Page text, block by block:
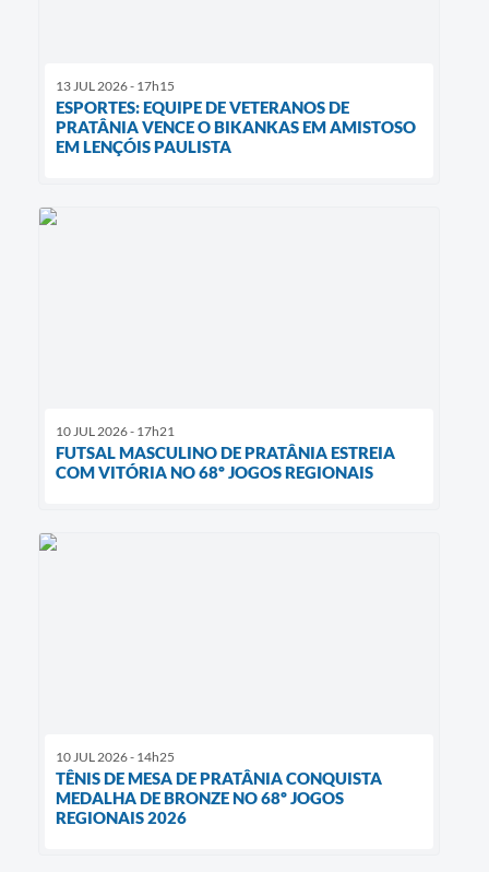
13 JUL 2026 - 17h15
ESPORTES: EQUIPE DE VETERANOS DE
PRATÂNIA VENCE O BIKANKAS EM AMISTOSO
EM LENÇÓIS PAULISTA
10 JUL 2026 - 17h21
FUTSAL MASCULINO DE PRATÂNIA ESTREIA
COM VITÓRIA NO 68º JOGOS REGIONAIS
10 JUL 2026 - 14h25
TÊNIS DE MESA DE PRATÂNIA CONQUISTA
MEDALHA DE BRONZE NO 68º JOGOS
REGIONAIS 2026